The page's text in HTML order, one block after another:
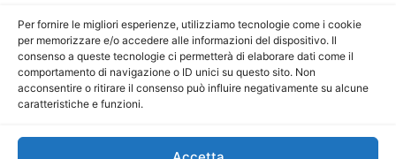
Per fornire le migliori esperienze, utilizziamo tecnologie come i cookie
per memorizzare e/o accedere alle informazioni del dispositivo. Il
consenso a queste tecnologie ci permetterà di elaborare dati come il
comportamento di navigazione o ID unici su questo sito. Non
acconsentire o ritirare il consenso può influire negativamente su alcune
caratteristiche e funzioni.
Direttore Editoriale: Maurizio Scaglione
Direttore Responsabile: Maria Calabrese
P.IVA: 06334930820